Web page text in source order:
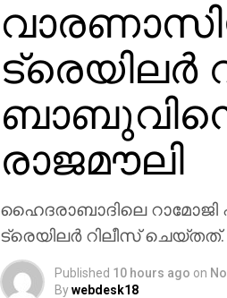
ട്രെയിലര്‍
രാജമൗലി
ഹൈദരാബാദിലെ റാമോജി
ട്രെയിലര്‍ റിലീസ് ചെയ്തത്.
Published 10 hours ago on
Bywebdesk18